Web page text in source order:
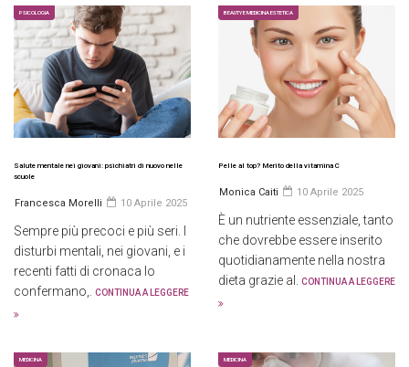
PSICOLOGIA
Salute mentale nei giovani: psichiatri di nuovo nelle
scuole
Francesca Morelli 10 Aprile 2025
Sempre più precoci e più seri. I
disturbi mentali, nei giovani, e i
recenti fatti di cronaca lo
confermano,.
CONTINUA A LEGGERE
BEAUTY E MEDICINA ESTETICA
Pelle al top? Merito della vitamina C
Monica Caiti 10 Aprile 2025
È un nutriente essenziale, tanto
che dovrebbe essere inserito
quotidianamente nella nostra
dieta grazie al.
CONTINUA A LEGGERE
MEDICINA MEDICINA